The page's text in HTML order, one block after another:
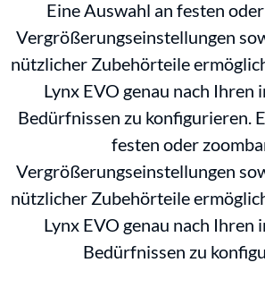
Eine Auswahl an festen
Vergrößerungseinstellungen
nützlicher Zubehörteile
Lynx EVO genau nach Ihren
Bedürfnissen zu konfigurieren.
festen oder
Vergrößerungseinstellungen
nützlicher Zubehörteile
Lynx EVO genau nach Ihren
Bedürfnissen zu